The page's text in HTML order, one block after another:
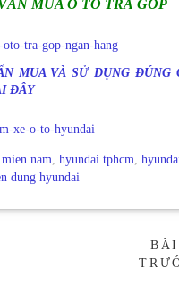
MUA Ô TÔ TRẢ GÓP
MUA VÀ SỬ DỤNG ĐÚNG
ĐÂY
nam, hyundai tphcm,
dung hyundai
BÀI